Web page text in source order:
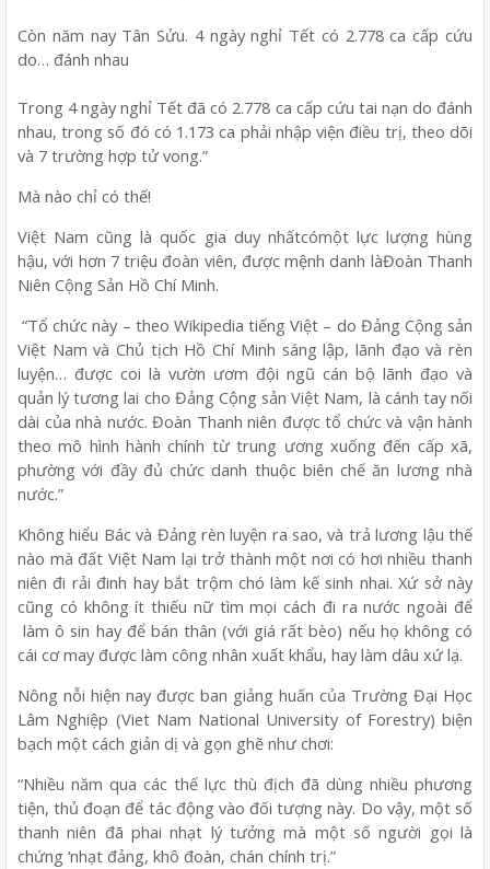
Còn năm nay Tân Sửu. 4 ngày nghỉ Tết có 2.778 ca cấp cứu
do… đánh nhau
Trong 4 ngày nghỉ Tết đã có 2.778 ca cấp cứu tai nạn do đánh
nhau, trong số đó có 1.173 ca phải nhập viện điều trị, theo dõi
và 7 trường hợp tử vong.”
Mà nào chỉ có thế!
Việt Nam cũng là quốc gia duy nhấtcómột lực lượng hùng
hậu, với hơn 7 triệu đoàn viên, được mệnh danh làĐoàn Thanh
Niên Cộng Sản Hồ Chí Minh.
“Tổ chức này – theo Wikipedia tiếng Việt – do Đảng Cộng sản
Việt Nam và Chủ tịch Hồ Chí Minh sáng lập, lãnh đạo và rèn
luyện… được coi là vườn ươm đội ngũ cán bộ lãnh đạo và
quản lý tương lai cho Đảng Cộng sản Việt Nam, là cánh tay nối
dài của nhà nước. Đoàn Thanh niên được tổ chức và vận hành
theo mô hình hành chính từ trung ương xuống đến cấp xã,
phường với đầy đủ chức danh thuộc biên chế ăn lương nhà
nước.”
Không hiểu Bác và Đảng rèn luyện ra sao, và trả lương lậu thế
nào mà đất Việt Nam lại trở thành một nơi có hơi nhiều thanh
niên đi rải đinh hay bắt trộm chó làm kế sinh nhai. Xứ sở này
cũng có không ít thiếu nữ tìm mọi cách đi ra nước ngoài để
làm ô sin hay để bán thân (với giá rất bèo) nếu họ không có
cái cơ may được làm công nhân xuất khẩu, hay làm dâu xứ lạ.
Nông nỗi hiện nay được ban giảng huấn của Trường Đại Học
Lâm Nghiệp (Viet Nam National University of Forestry) biện
bạch một cách giản dị và gọn ghẽ như chơi:
“Nhiều năm qua các thế lực thù địch đã dùng nhiều phương
tiện, thủ đoạn để tác động vào đối tượng này. Do vậy, một số
thanh niên đã phai nhạt lý tưởng mà một số người gọi là
chứng ‘nhạt đảng, khô đoàn, chán chính trị.”